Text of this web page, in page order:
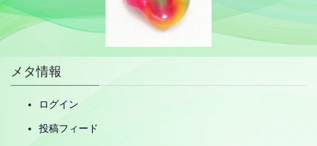
メタ情報
ログイン
投稿フィード